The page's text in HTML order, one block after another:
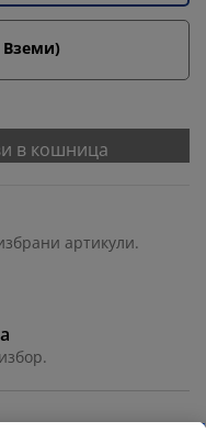
в кошница
артикули.